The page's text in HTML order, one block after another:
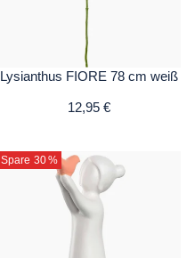
Lysianthus FIORE 78 cm weiß
12,95 €
Spare 30%